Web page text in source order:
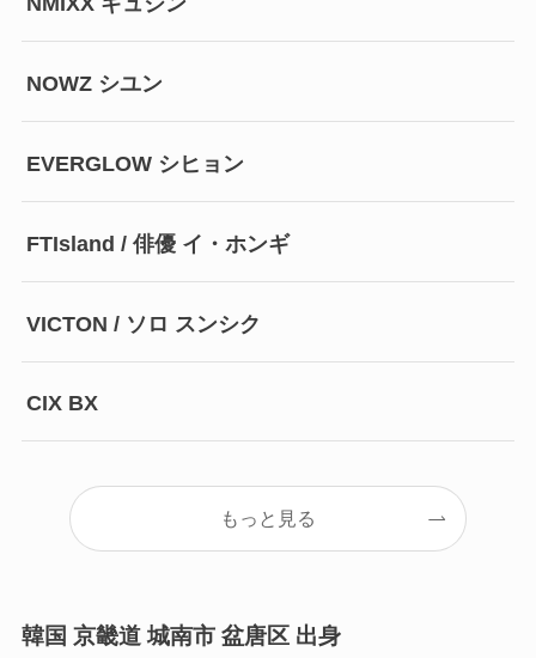
NOWZ シユン
EVERGLOW シヒョン
FTIsland / 俳優 イ・ホンギ
VICTON / ソロ スンシク
CIX BX
もっと見る
韓国 京畿道 城南市 盆唐区 出身